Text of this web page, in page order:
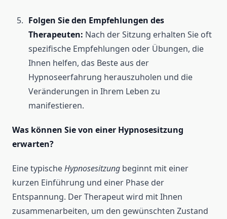
Folgen Sie den Empfehlungen des
Therapeuten: Nach der Sitzung erhalten Sie oft
spezifische Empfehlungen oder Übungen, die
Ihnen helfen, das Beste aus der
Hypnoseerfahrung herauszuholen und die
Veränderungen in Ihrem Leben zu
manifestieren.
Was können Sie von einer Hypnosesitzung
erwarten?
Eine typischeHypnosesitzung beginnt mit einer
kurzen Einführung und einer Phase der
Entspannung. Der Therapeut wird mit Ihnen
zusammenarbeiten, um den gewünschten Zustand